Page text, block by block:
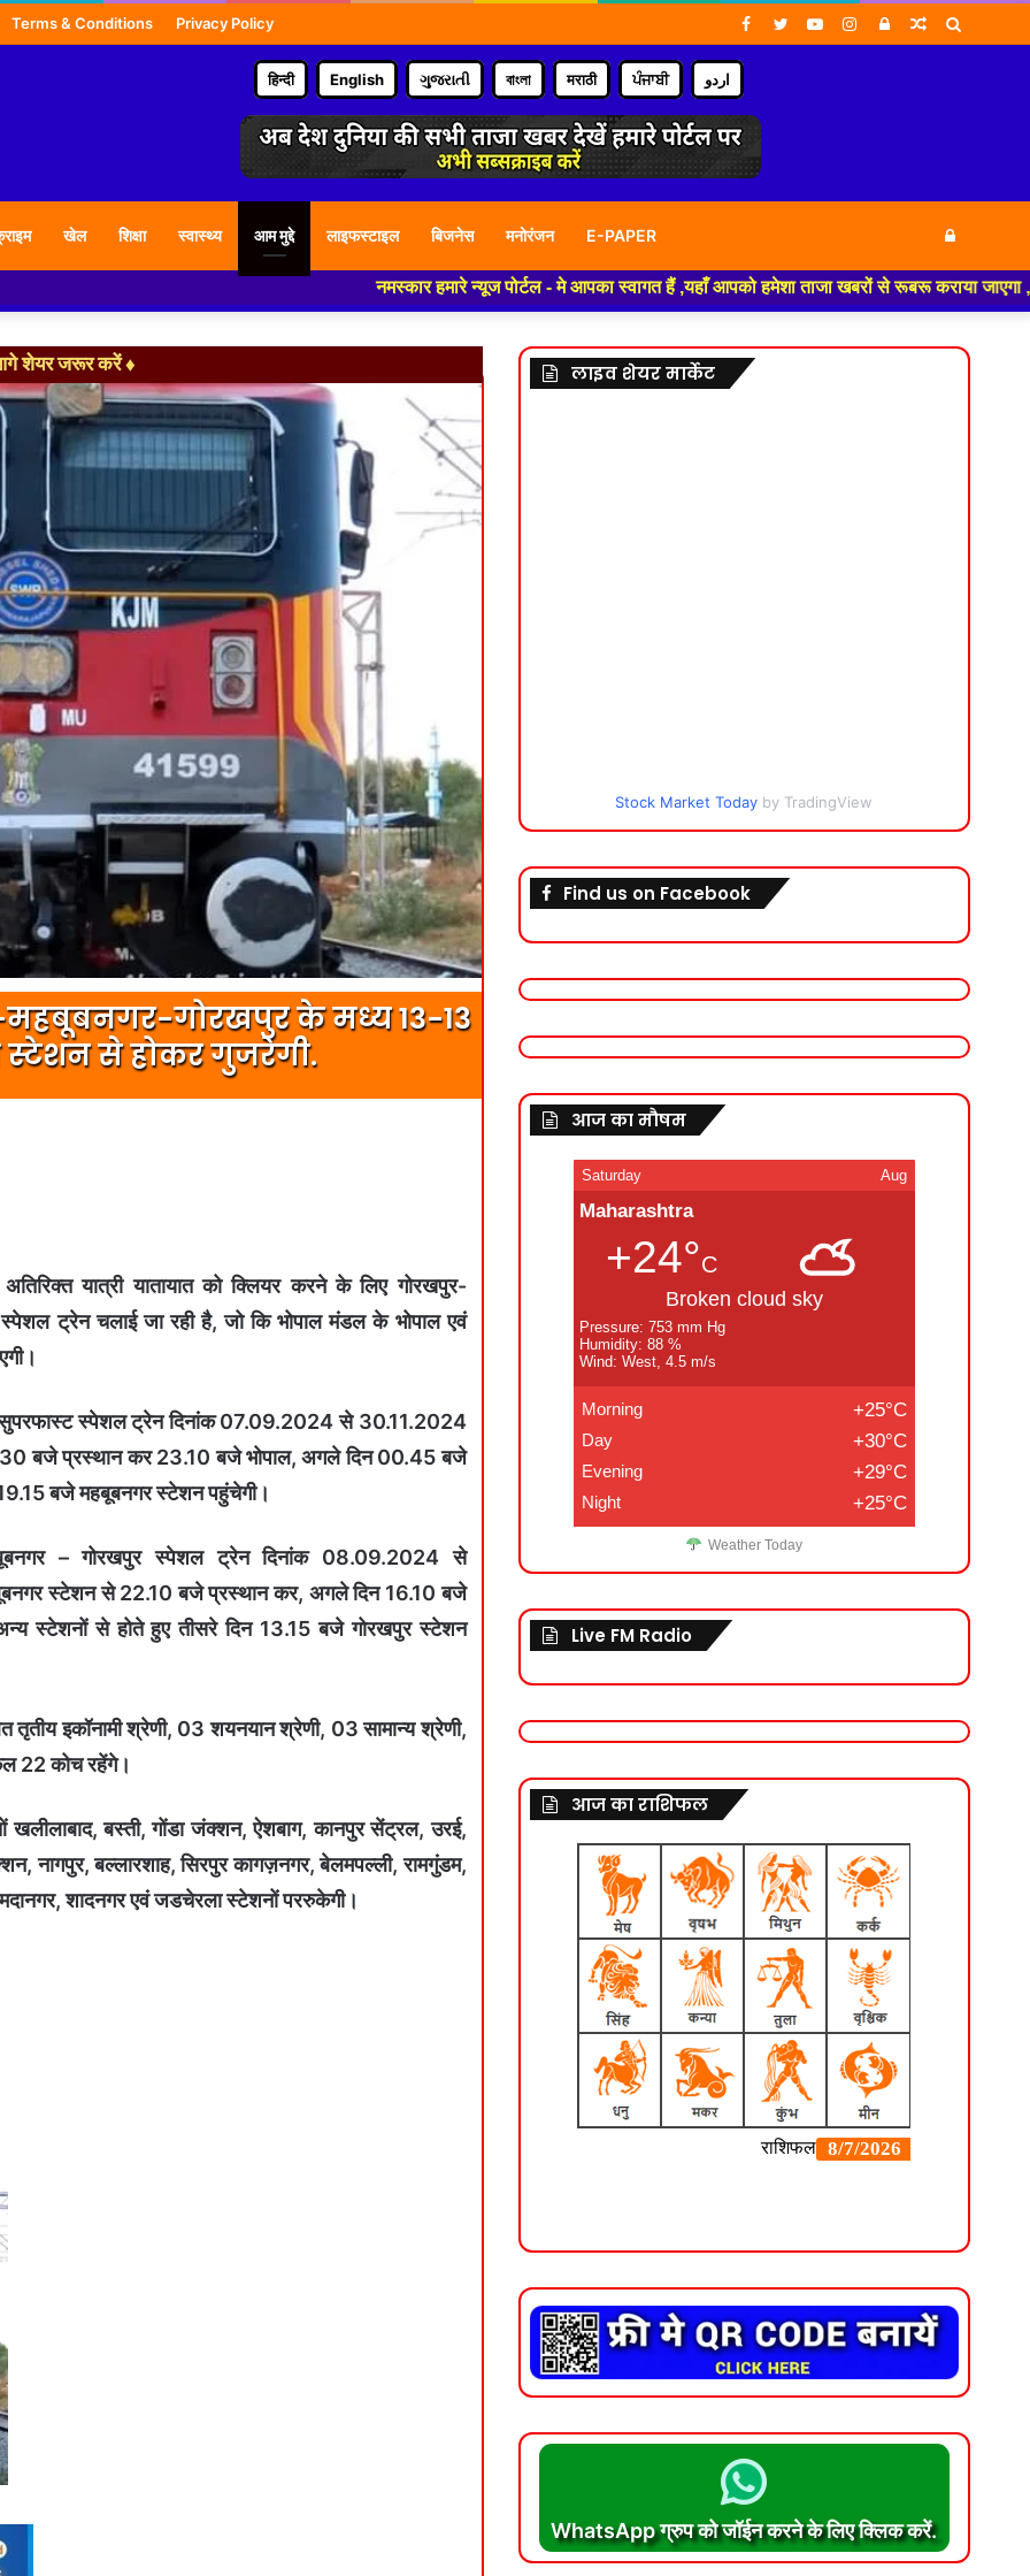
Terms & Conditions Privacy Policy Random
Log
Instagram
YouTube
Twitter
Facebook
हिन्दी English ગુજરાતી বাংলা मराठी ਪੰਜਾਬੀ اردو
खेल शिक्षा स्वास्थ्य आम मुद्दे लाइफस्टाइल बिजनेस मनोरंजन E-PAPER Log
In
नमस्कार हमारे न्यूज पोर्टल - मे आपका स्वागत हैं ,यहाँ आपको हमेशा ताजा खबरों से रूबरू कराया जाएगा , खबर ओर
शेयर जरूर करें ♦
महबूबनगर-गोरखपुर के मध्य 13-13
स्टेशन से होकर गुजरेगी.
अतिरिक्त यात्री यातायात को क्लियर करने के लिए गोरखपुर-
ट्रेन चलाई जा रही है, जो कि भोपाल मंडल के भोपाल एवं
स्पेशल ट्रेन दिनांक 07.09.2024 से 30.11.2024
बजे प्रस्थान कर 23.10 बजे भोपाल, अगले दिन 00.45 बजे
बजे महबूबनगर स्टेशन पहुंचेगी।
– गोरखपुर स्पेशल ट्रेन दिनांक 08.09.2024 से
स्टेशन से 22.10 बजे प्रस्थान कर, अगले दिन 16.10 बजे
स्टेशनों से होते हुए तीसरे दिन 13.15 बजे गोरखपुर स्टेशन
तृतीय इकॉनामी श्रेणी, 03 शयनयान श्रेणी, 03 सामान्य श्रेणी,
22 कोच रहेंगे।
खलीलाबाद, बस्ती, गोंडा जंक्शन, ऐशबाग, कानपुर सेंट्रल, उरई,
नागपुर, बल्लारशाह, सिरपुर कागज़नगर, बेलमपल्ली, रामगुंडम,
शादनगर एवं जडचेरला स्टेशनों पररुकेगी।
लाइव शेयर मार्केट
Stock Market Today by TradingView
Find us on Facebook
आज का मौषम
Saturday Aug
Maharashtra
+24°C
Broken cloud sky
Pressure: 753 mm Hg
Humidity: 88 %
Wind: West, 4.5 m/s
Morning +25°C
Day +30°C
Evening +29°C
Night +25°C
Weather Today
Live FM Radio
आज का राशिफल
WhatsApp ग्रुप को जॉईन करने के लिए क्लिक करें.